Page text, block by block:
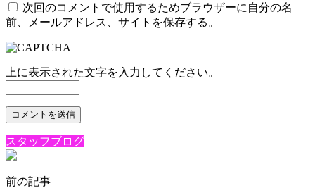
次回のコメントで使用するためブラウザーに自分の名
前、メールアドレス、サイトを保存する。
上に表示された文字を入力してください。
スタッフブログ
前の記事